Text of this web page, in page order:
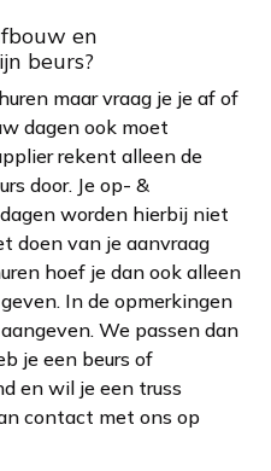
en
beurs?
maar vraag je je af of
dagen ook moet
rekent alleen de
door. Je op- &
worden hierbij niet
doen van je aanvraag
hoef je dan ook alleen
In de opmerkingen
We passen dan
je een beurs of
en wil je een truss
contact met ons op